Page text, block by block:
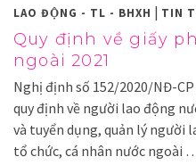
LAO ĐỘNG - TL - BHXH | TIN
Quy định về giấy
ngoài 2021
Nghị định số 152/2020/NĐ-
quy định về người lao động
và tuyển dụng, quản lý người
tổ chức, cá nhân nước ngoài